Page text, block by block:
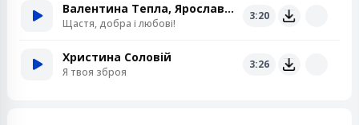
Валентина Тепла, Ярослав Теплий
Щастя, добра і любові!
3:20
Христина Соловій
Я твоя зброя
3:26